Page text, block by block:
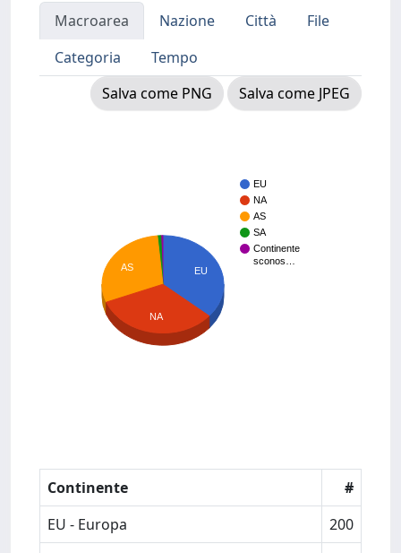
Macroarea Nazione Città
File
Categoria
Tempo
Salva come PNG
Salva come JPEG
EU
NA
AS
SA
Continente
sconos…
EU
AS
NA
Continente
#
EU - Europa
200